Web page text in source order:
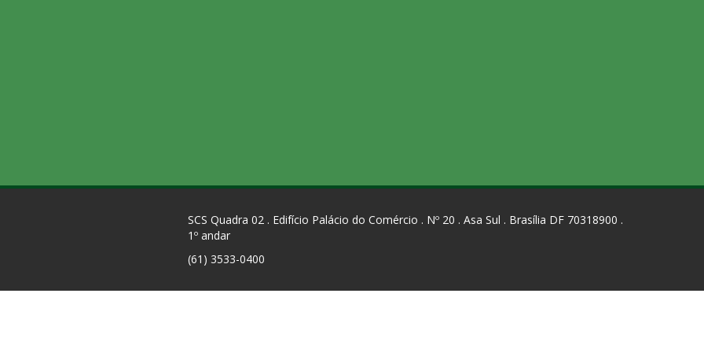
SCS Quadra 02 . Edifício Palácio do Comércio . Nº 20 . Asa Sul . Brasília DF 70318900 .
1º andar
(61) 3533-0400